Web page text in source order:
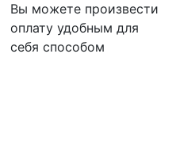
Вы можете произвести
оплату удобным для
себя способом